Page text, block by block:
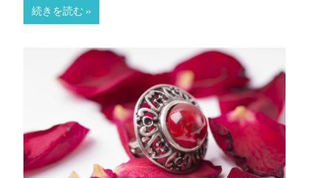
続きを読む